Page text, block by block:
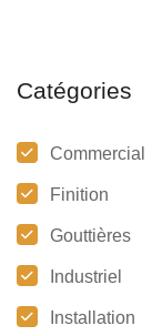
Catégories
Commercial
Finition
Gouttières
Industriel
Installation